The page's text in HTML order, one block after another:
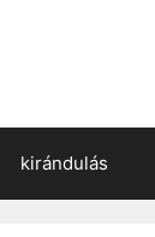
kirándulás